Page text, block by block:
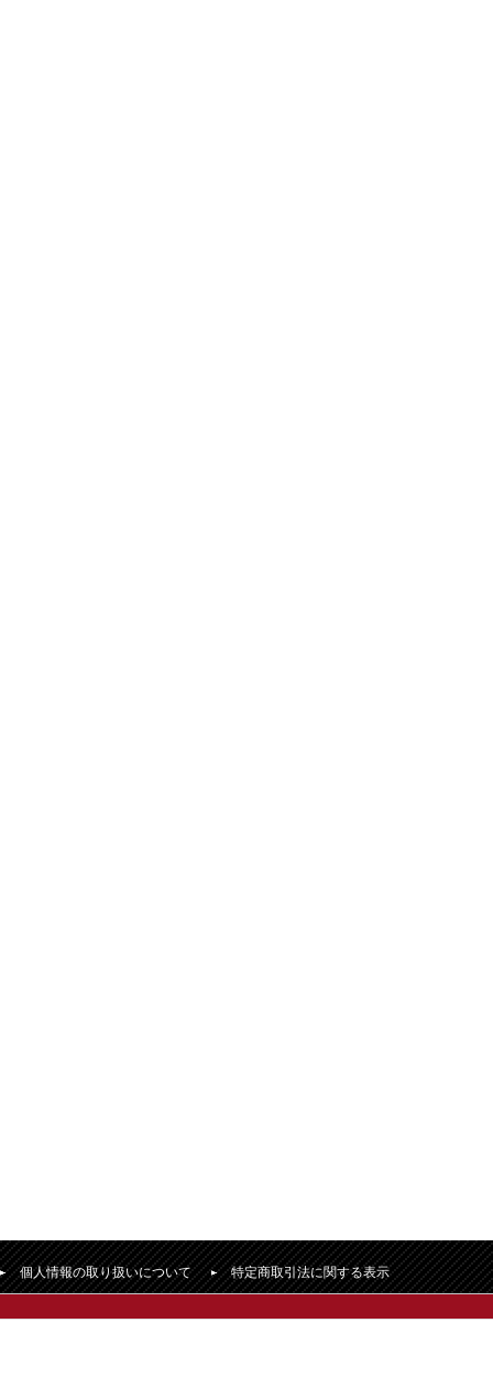
個人情報の取り扱いについて 特定商取引法に関する表示